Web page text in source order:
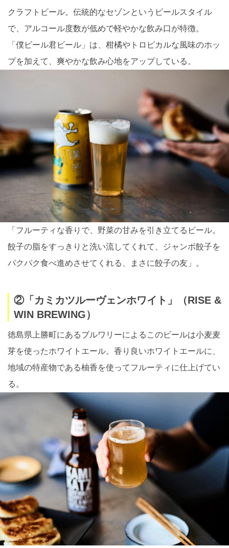
クラフトビール。伝統的なセゾンというビールスタイル
で、アルコール度数が低めで軽やかな飲み口が特徴。
「僕ビール君ビール」は、柑橘やトロピカルな風味のホッ
プを加えて、爽やかな飲み心地をアップしている。
「フルーティな香りで、野菜の甘みを引き立てるビール。
餃子の脂をすっきりと洗い流してくれて、ジャンボ餃子を
パクパク食べ進めさせてくれる、まさに餃子の友」。
②「カミカツルーヴェンホワイト」（RISE &
WIN BREWING）
徳島県上勝町にあるブルワリーによるこのビールは小麦麦
芽を使ったホワイトエール。香り良いホワイトエールに、
地域の特産物である柚香を使ってフルーティに仕上げてい
る。